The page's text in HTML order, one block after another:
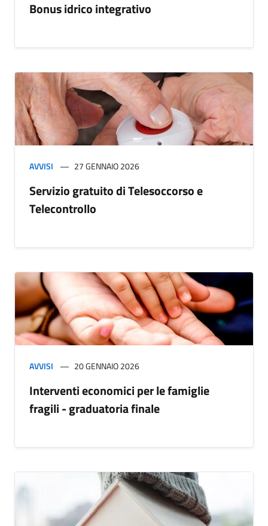
Bonus idrico integrativo
AVVISI 27 GENNAIO 2026
Servizio gratuito di Telesoccorso e
Telecontrollo
AVVISI 20 GENNAIO 2026
Interventi economici per le famiglie
fragili - graduatoria finale